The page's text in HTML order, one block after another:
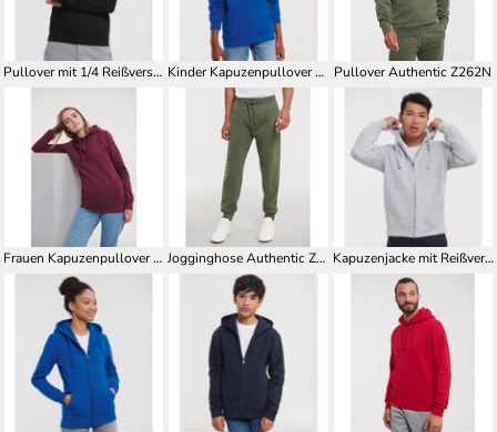
Pullover mit 1/4 Reißverschluss Authentic Z270M Kinder Kapuzenpullover Authentic Z265K Pullover Authentic Z262N
Frauen Kapuzenpullover Authentic Z265F Jogginghose Authentic Z268M Kapuzenjacke mit Reißverschluss Authentic Z266